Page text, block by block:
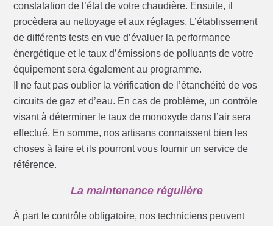
constatation de l’état de votre chaudière. Ensuite, il
procèdera au nettoyage et aux réglages. L’établissement
de différents tests en vue d’évaluer la performance
énergétique et le taux d’émissions de polluants de votre
équipement sera également au programme.
Il ne faut pas oublier la vérification de l’étanchéité de vos
circuits de gaz et d’eau. En cas de problème, un contrôle
visant à déterminer le taux de monoxyde dans l’air sera
effectué. En somme, nos artisans connaissent bien les
choses à faire et ils pourront vous fournir un service de
référence.
La maintenance régulière
À part le contrôle obligatoire, nos techniciens peuvent